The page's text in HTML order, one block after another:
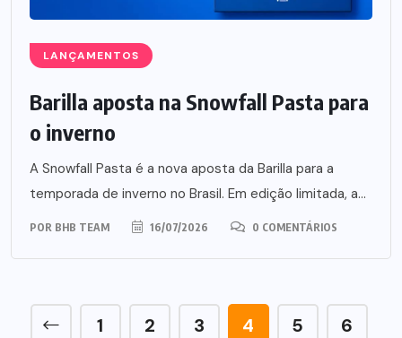
LANÇAMENTOS
Barilla aposta na Snowfall Pasta para
o inverno
A Snowfall Pasta é a nova aposta da Barilla para a
temporada de inverno no Brasil. Em edição limitada, a...
POR BHB TEAM 16/07/2026 0 COMENTÁRIOS
1 2 3 4 5
6